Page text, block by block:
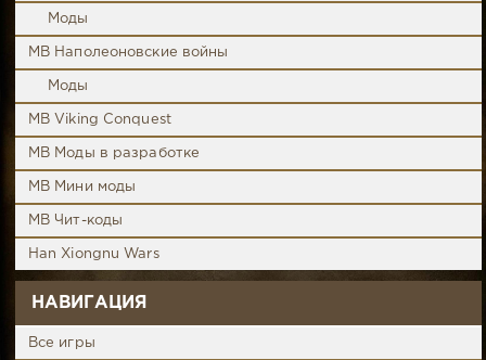
Моды
MB Наполеоновские войны
Моды
MB Viking Conquest
MB Моды в разработке
MB Мини моды
MB Чит-коды
Han Xiongnu Wars
НАВИГАЦИЯ
Все игры